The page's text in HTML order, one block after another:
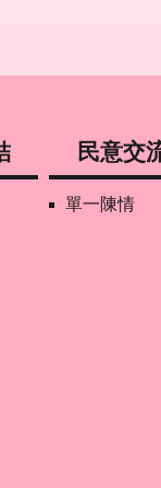
民意交
單一陳情